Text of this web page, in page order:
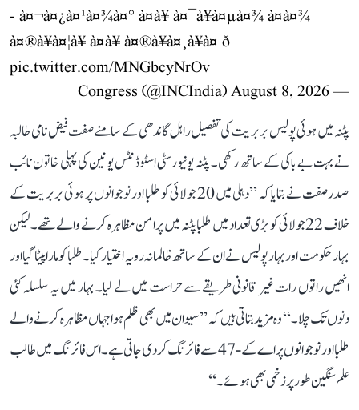
- à¤¬à¤¿à¤¹à¤¾à¤° à¤à¥ à¤¯à¥à¤µà¤¾ à¤à¤¾
à¤®à¥à¤¦à¥ à¤à¥ à¤®à¥à¤¸à¥à¤ ð
pic.twitter.com/MNGbcyNrOv
— Congress (@INCIndia)
August 8, 2026
پٹنہ میں ہوئی پولیس بربریت کی تفصیل راہل گاندھی کے سامنے صفت فیض نامی طالبہ
نے بہت بے باکی کے ساتھ رکھی۔ پٹنہ یونیورسٹی اسٹوڈنٹس یونین کی پہلی خاتون نائب
صدر صفت نے بتایا کہ ’’دہلی میں 20 جولائی کو طلبا اور نوجوانوں پر ہوئی بربریت کے
خلاف 22 جولائی کو بڑی تعداد میں طلبا پٹنہ میں پرامن مظاہرہ کرنے والے تھے۔ لیکن
بہار حکومت اور بہار پولیس نے ان کے ساتھ ظالمانہ رویہ اختیار کیا۔ طلبا کو مارا پیٹا گیا اور
انھیں راتوں رات غیر قانونی طریقے سے حراست میں لے لیا۔ بہار میں یہ سلسلہ کئی
دنوں تک چلا۔‘‘ وہ مزید بتاتی ہیں کہ ’’سیوان میں بھی ظلم ہوا جہاں مظاہرہ کرنے والے
طلبا اور نوجوانوں پر اے کے-47 سے فائرنگ کر دی جاتی ہے۔ اس فائرنگ میں طالب
علم سنگین طور پر زخمی بھی ہوئے۔‘‘